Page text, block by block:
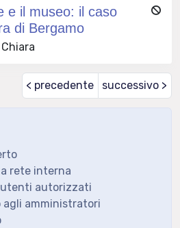
e il museo: il caso
di Bergamo
< precedente successivo >
rete interna
autorizzati
agli amministratori